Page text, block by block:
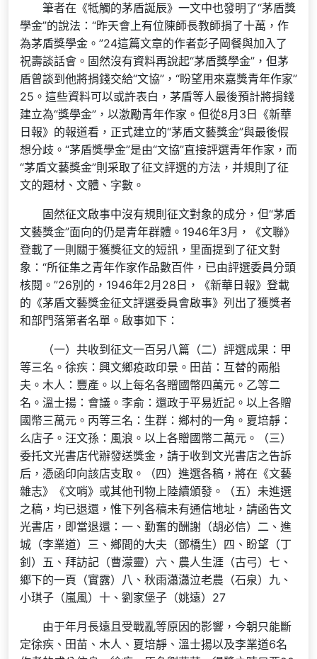
筆者在《牴觸的茅盾誕辰》一文中也發明了“茅盾獎
學金”的說法：“昨天會上有位陳師長教師捐了十萬，作
為茅盾獎學金。”24這篇文章的作者彭子岡餐與加入了
祝壽談話會。固然沒有資料再說起“茅盾獎學金”，但茅
盾曾談到他將捐錢交給“文協”，“盼望用來嘉獎青年作家”
25。這些資料可以或許表白，茅盾等人最後預計將捐錢
建立為“獎學金”，以激勵青年作家。但從8月3日《新華
日報》的報道看，正式建立的“茅盾文藝獎金”與最後假
想分歧。“茅盾獎學金”是由“文協”直接評選青年作家，而
“茅盾文藝獎金”則采取了征文評選的方法，并規則了征
文的題材、文體、字數。
固然征文啟事中沒有規則征文對象的成分，但“茅盾
文藝獎金”面向的仍是青年群體。1946年3月，《文聯》
登載了一則關于獲獎征文的短訊，里面提到了征文對
象：“所征集之青年作家作品數百件，已由評選委員分頭
核閱。”26別的，1946年2月28日，《新華日報》登載
的《茅盾文藝獎金征文評選委員會啟事》列出了獲獎者
和部門落第者名單。啟事如下：
（一）共收到征文一百另八篇（二）評選成果：甲
等三名。徐疾：興文鄉疫政印景。田苗：互替的兩船
夫。木人：豐產。以上每名各贈國幣四萬元。乙等二
名。溫士揚：會議。李俞：還政于平易近記。以上各贈
國幣三萬元。丙等三名：生群：鄉村的一角。夏培靜：
么店子。汪文孫：風浪。以上各贈國幣二萬元。（三）
委托文光書店代辦發送獎金，請于收到文光書店之告訴
后，憑函印向該店支取。（四）進選各稿，將在《文藝
雜志》《文哨》或其他刊物上陸續頒發。（五）未進選
之稿，均已退還，惟下列各稿未有通信地址，請函告文
光書店，即當退還：一、勤奮的酬謝（胡必信）二、進
城（李業道）三、鄉間的大夫（鄧橋生）四、盼望（丁
釗）五、拜訪記（曹濛靈）六、農人生涯（古弓）七、
鄉下的一頁（實露）八、秋雨瀟瀟泣老農（石泉）九、
小琪子（嵐風）十、劉家堡子（姚遠）27
由于年月長遠且受戰亂等原因的影響，今朝只能斷
定徐疾、田苗、木人、夏培靜、溫士揚以及李業道6名